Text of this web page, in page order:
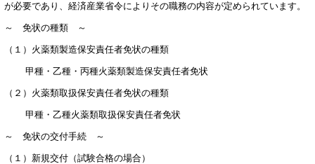
が必要であり、経済産業省令によりその職務の内容が定められています。
～ 免状の種類 ～
（１）火薬類製造保安責任者免状の種類
甲種・乙種・丙種火薬類製造保安責任者免状
（２）火薬類取扱保安責任者免状の種類
甲種・乙種火薬類取扱保安責任者免状
～ 免状の交付手続 ～
（１）新規交付（試験合格の場合）